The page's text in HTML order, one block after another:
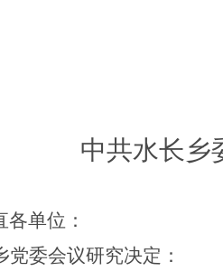
中共水长乡
单位：
党委会议研究决定：